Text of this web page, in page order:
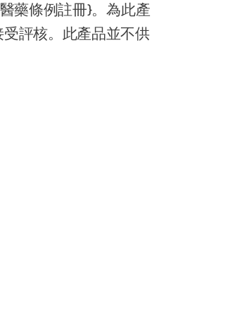
藥條例註冊}。為此產
評核。此產品並不供